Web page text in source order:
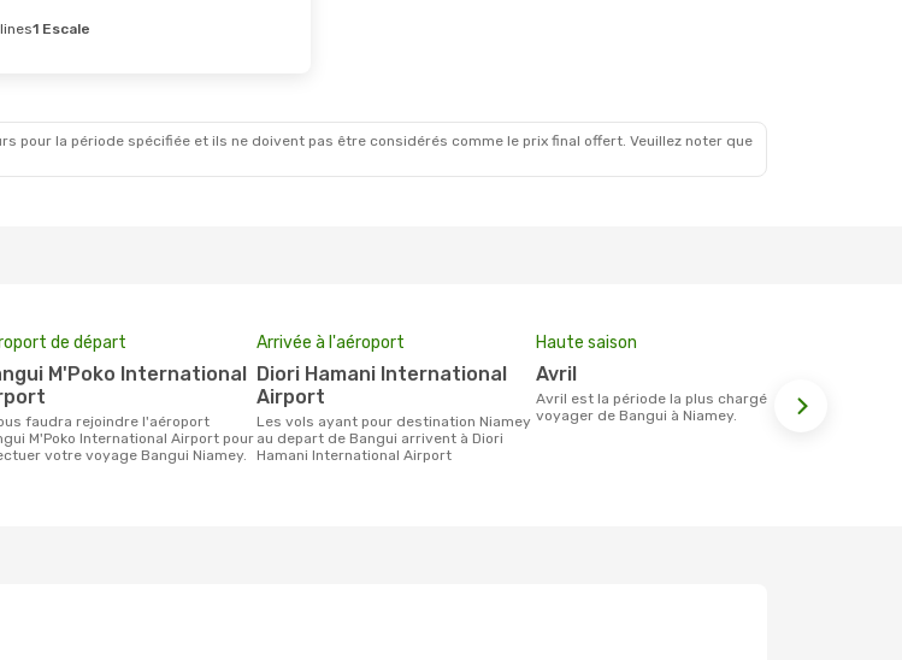
1 Escale
la période spécifiée et ils ne doivent pas être considérés comme le prix final offert. Veuillez noter que
de départ
M'Poko International Airport pour
votre voyage Bangui Niamey.
Arrivée à l'aéroport
Diori Hamani International
Airport
Les vols ayant pour destination Niamey
au depart de Bangui arrivent à Diori
Hamani International Airport
Haute saison
avril
avril est la période la plus chargée pour
voyager de Bangui à Niamey.